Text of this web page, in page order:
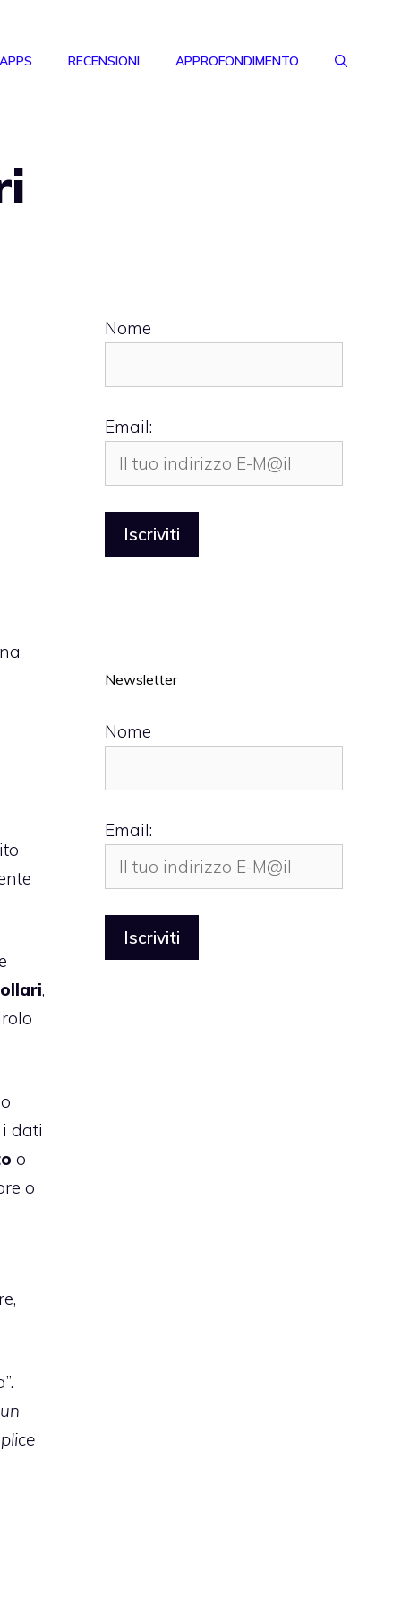
RECENSIONI APPROFONDIMENTO
,
dati
o
o
Nome
Email:
Newsletter
Nome
Email: